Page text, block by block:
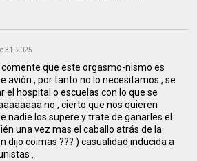
31, 2025
comente que este orgasmo-nismo es
avión , por tanto no lo necesitamos , se
el hospital o escuelas con lo que se
no , cierto que nos quieren
nadie los supere y trate de ganarles el
una vez mas el caballo atrás de la
dijo coimas ??? ) casualidad inducida a
.